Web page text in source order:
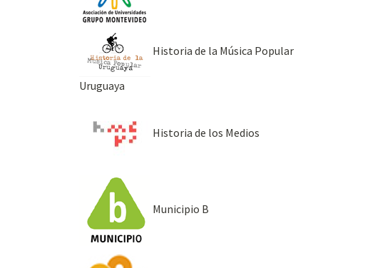
Historia de la Música Popular
Uruguaya
Historia de los Medios
Municipio B